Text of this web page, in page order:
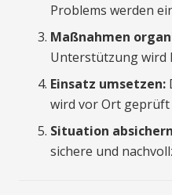
Problems werden
Maßnahmen
Unterstützung wird
Einsatz umsetzen:
wird vor Ort
Situation
sichere und